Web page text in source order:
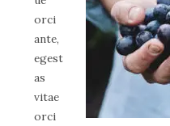
orci
ante,
egest
as
vitae
orci